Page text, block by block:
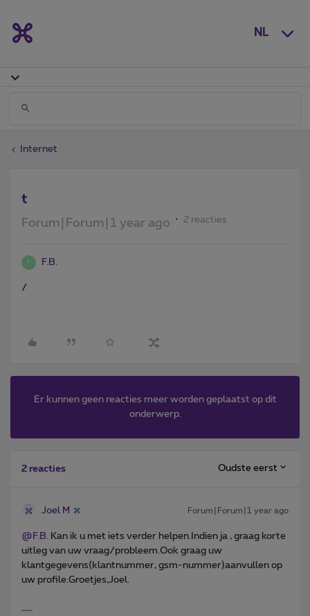
NL
Internet
t
Forum|Forum|1 year ago 2 reacties
F F.B.
/
Er kunnen geen reacties meer worden geplaatst op dit
onderwerp.
2 reacties Oudste eerst
Joel M Forum|Forum|1 year ago
@F.B.
Kan ik u met iets verder helpen.Indien ja , graag korte
uitleg van uw vraag/probleem.Ook graag uw
klantgegevens(klantnummer, gsm-nummer)aanvullen op
uw profile.Groetjes,Joel.